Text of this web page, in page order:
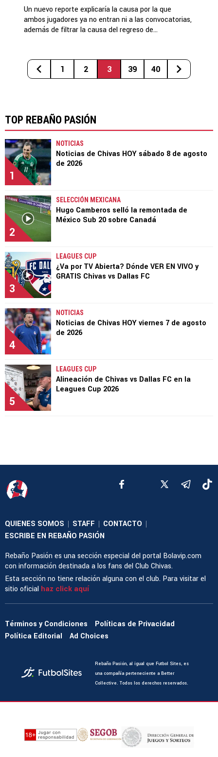
Un nuevo reporte explicaría la causa por la que
ambos jugadores ya no entran ni a las convocatorias,
además de filtrar la causa del regreso de...
1 2 3 39 40
TOP REBAÑO PASIÓN
1
NOTICIAS
Noticias de Chivas HOY sábado 8 de agosto
de 2026
2
SELECCIÓN MEXICANA
Hugo Camberos selló la remontada de
México Sub 20 sobre Canadá
3
LEAGUES CUP
¿Va por TV Abierta? Dónde VER EN VIVO y
GRATIS Chivas vs Dallas FC
4
NOTICIAS
Noticias de Chivas HOY viernes 7 de agosto
de 2026
5
LEAGUES CUP
Alineación de Chivas vs Dallas FC en la
Leagues Cup 2026
QUIENES SOMOS | STAFF | CONTACTO |
ESCRIBE EN REBAÑO PASIÓN
Rebaño Pasión es una sección especial del portal Bolavip.com
con información destinada a los fans del Club Chivas.
Esta sección no tiene relación alguna con el club. Para visitar el
sitio oficial haz click aquí
Términos y Condiciones
Políticas de Privacidad
Política Editorial
Ad Choices
Rebaño Pasión, al igual que Futbol Sites, es
una compañía perteneciente a Better
Collective. Todos los derechos reservados.